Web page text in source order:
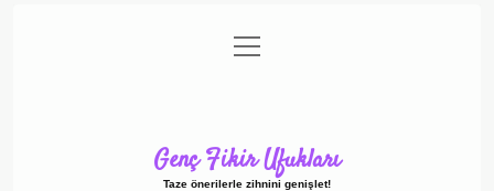
Gizlilik Politikası
menüyü
aç
Genç Fikir Ufukları
Taze önerilerle zihnini genişlet!